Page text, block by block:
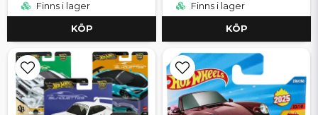
Finns i lager
KÖP
Finns i lager
KÖP